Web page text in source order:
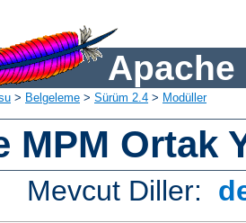
Apache
> Belgeleme > Sürüm 2.4 > Modüller
MPM Ortak
Mevcut Diller: